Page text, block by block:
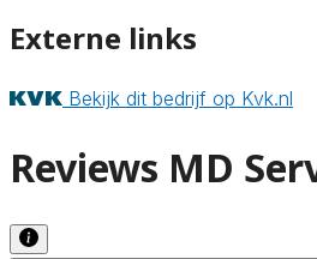
Externe links
Bekijk dit bedrijf op Kvk.nl
Reviews MD